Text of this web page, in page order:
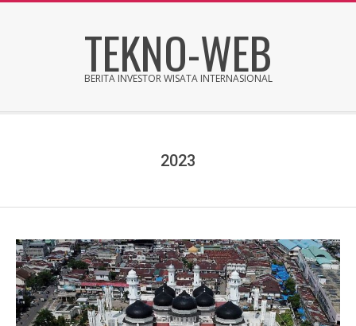
TEKNO-WEB
BERITA INVESTOR WISATA INTERNASIONAL
2023